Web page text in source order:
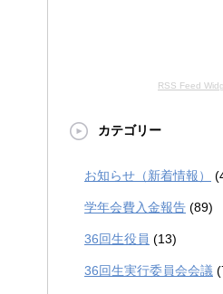
RSS Feed
カテゴリー
お知らせ（新着情報）
学年会費入金報告 (89)
36回生役員 (13)
36回生実行委員会会議